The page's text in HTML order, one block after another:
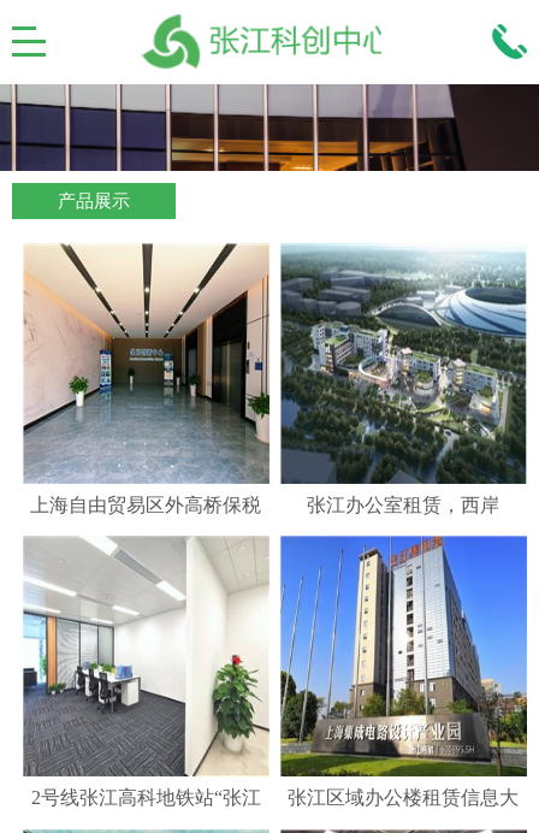
产品展示
上海自由贸易区外高桥保税
区《懿帝大楼》办公楼招租
公告
张江办公室租赁，西岸
HALO，3000平米独栋总部
办公
2号线张江高科地铁站“张江 张江区域办公楼租赁信息大